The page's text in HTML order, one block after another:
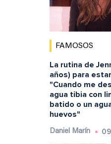
FAMOSOS
La rutina de
años) para
"Cuando me
agua tibia con
batido o un
huevos"
Daniel Marín